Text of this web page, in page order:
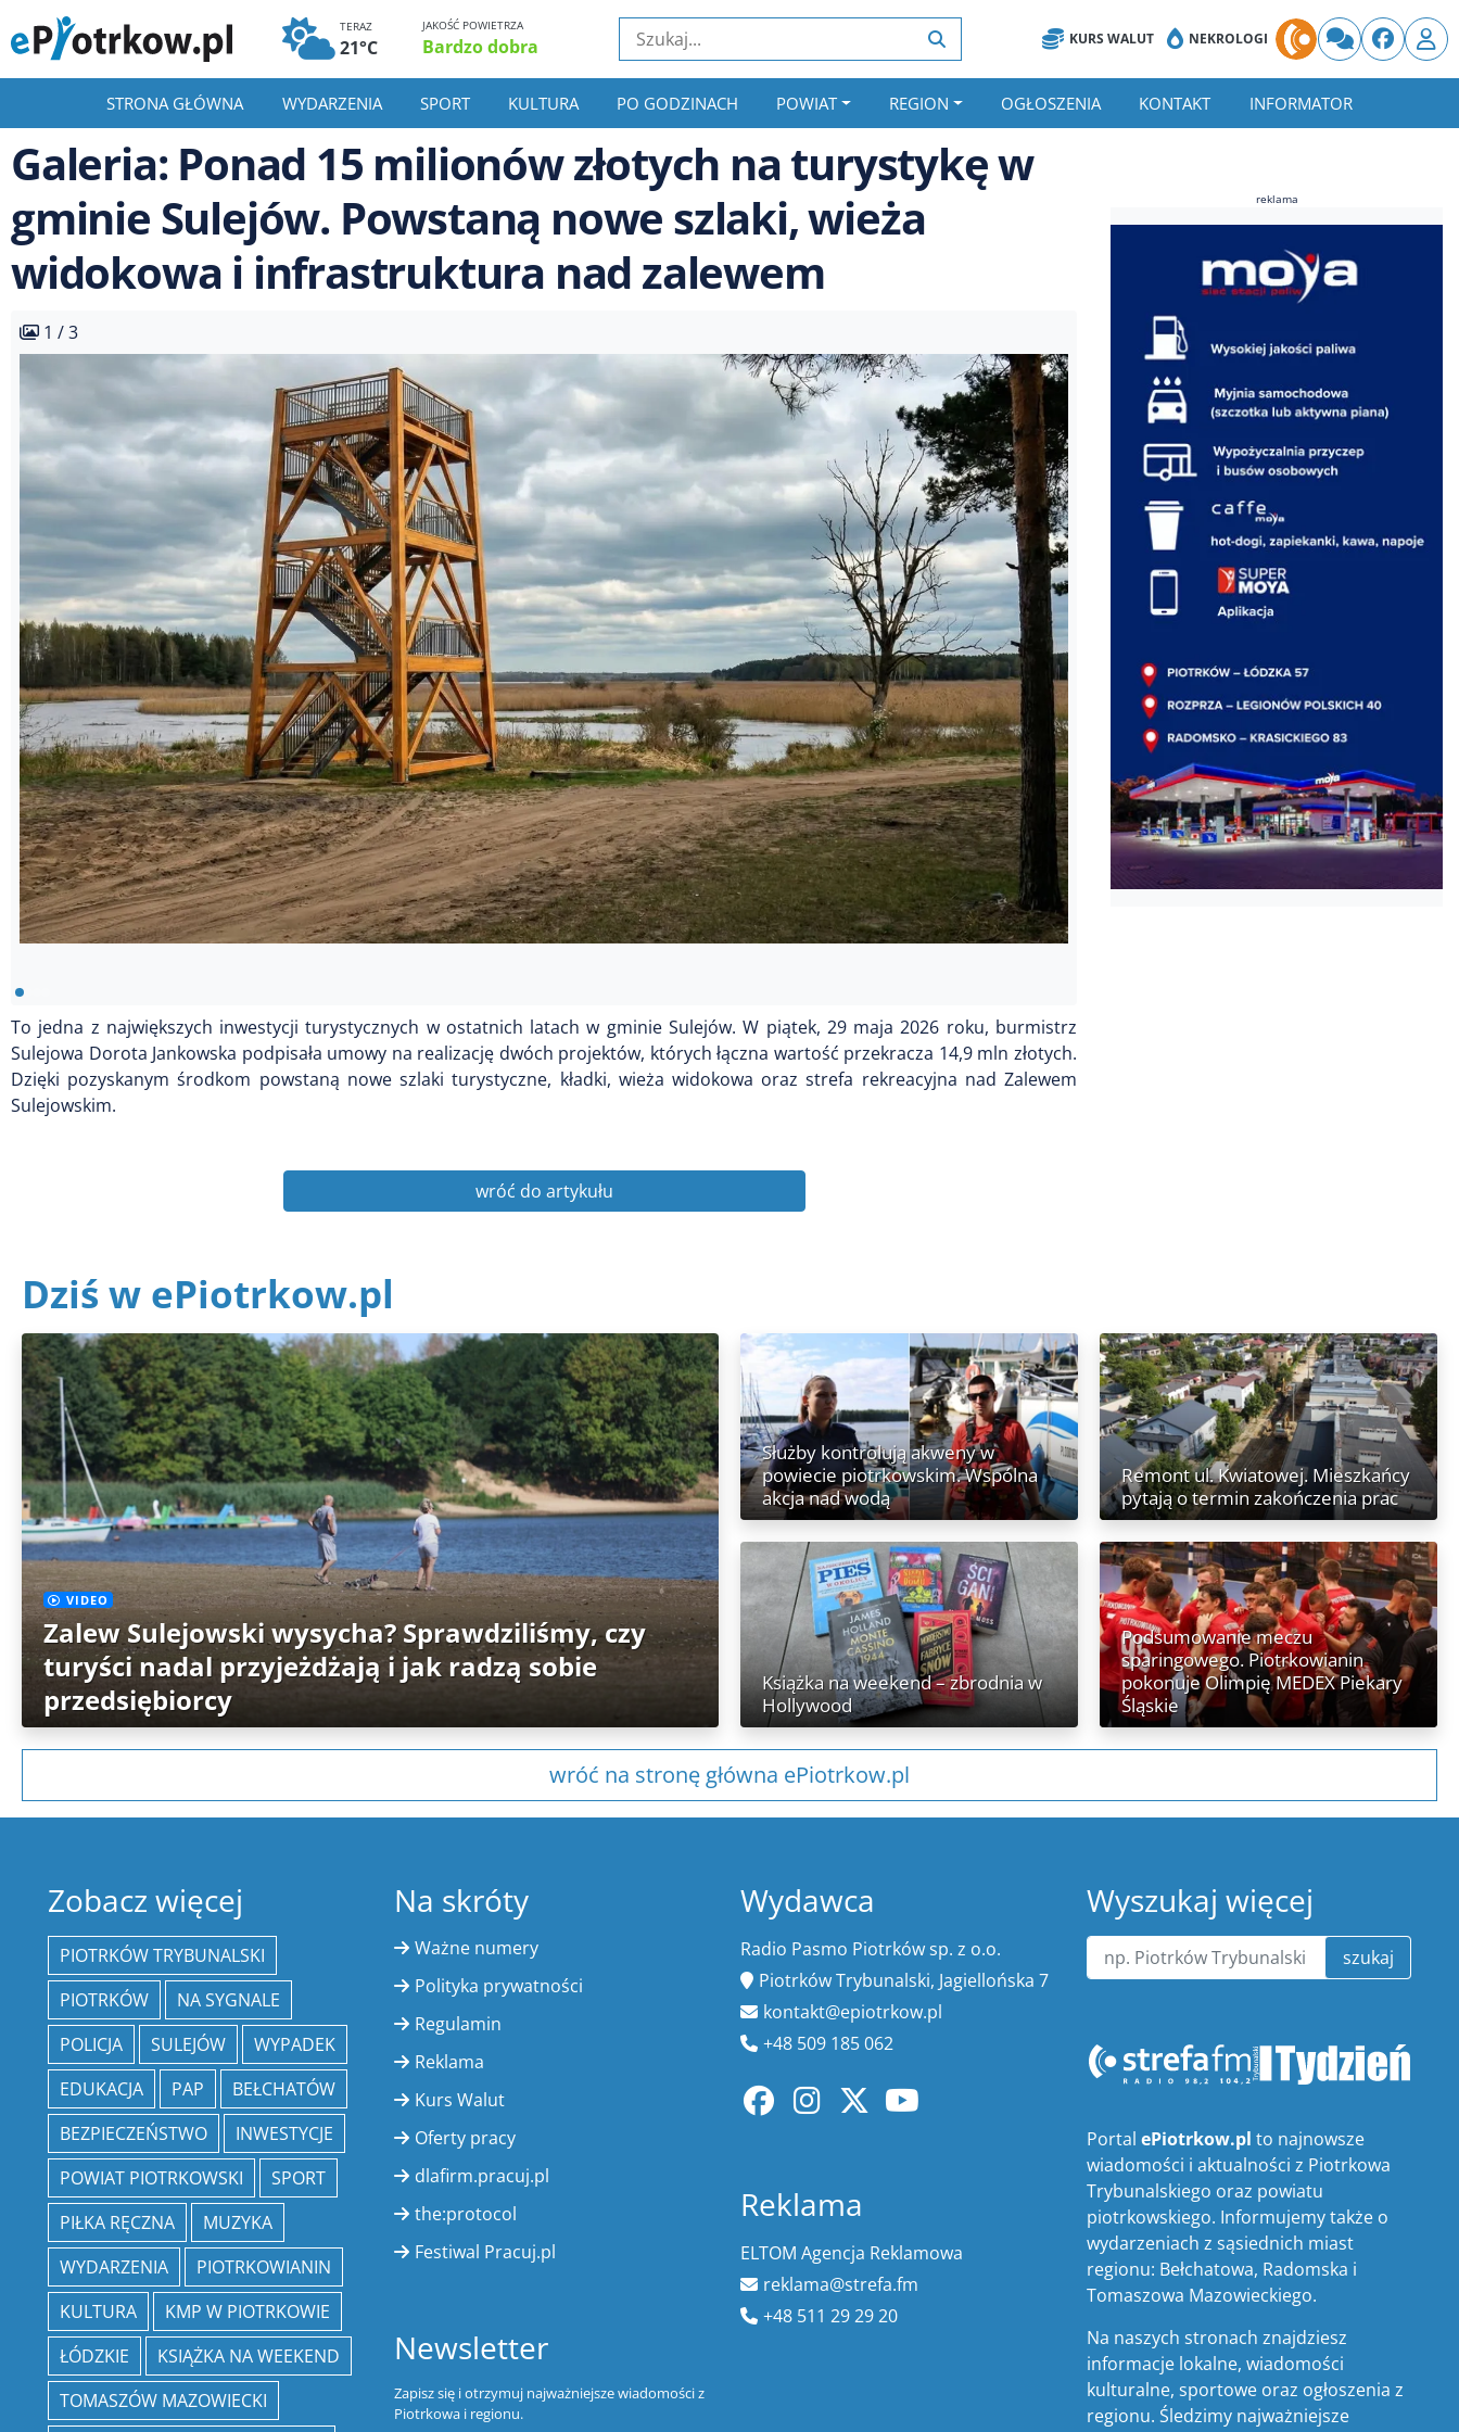
TERAZ
21°C
JAKOŚĆ POWIETRZA
Bardzo dobra KURS WALUT NEKROLOGI
STRONA GŁÓWNA WYDARZENIA SPORT KULTURA PO GODZINACH POWIAT REGION OGŁOSZENIA KONTAKT INFORMATOR
Galeria: Ponad 15 milionów złotych na turystykę w
gminie Sulejów. Powstaną nowe szlaki, wieża
widokowa i infrastruktura nad zalewem
1 / 3
To jedna z największych inwestycji turystycznych w ostatnich latach w gminie Sulejów. W piątek, 29 maja 2026 roku, burmistrz
Sulejowa Dorota Jankowska podpisała umowy na realizację dwóch projektów, których łączna wartość przekracza 14,9 mln złotych.
Dzięki pozyskanym środkom powstaną nowe szlaki turystyczne, kładki, wieża widokowa oraz strefa rekreacyjna nad Zalewem
Sulejowskim.
wróć do artykułu
reklama
Dziś w ePiotrkow.pl
VIDEO
Zalew Sulejowski wysycha? Sprawdziliśmy, czy
turyści nadal przyjeżdżają i jak radzą sobie
przedsiębiorcy
Służby kontrolują akweny w
powiecie piotrkowskim. Wspólna
akcja nad wodą
Remont ul. Kwiatowej. Mieszkańcy
pytają o termin zakończenia prac
Książka na weekend – zbrodnia w
Hollywood
Podsumowanie meczu
sparingowego. Piotrkowianin
pokonuje Olimpię MEDEX Piekary
Śląskie
wróć na stronę główna ePiotrkow.pl
Zobacz więcej
PIOTRKÓW TRYBUNALSKI
PIOTRKÓW
NA SYGNALE
POLICJA
SULEJÓW
WYPADEK
EDUKACJA
PAP
BEŁCHATÓW
BEZPIECZEŃSTWO
INWESTYCJE
POWIAT PIOTRKOWSKI
SPORT
PIŁKA RĘCZNA
MUZYKA
WYDARZENIA
PIOTRKOWIANIN
KULTURA
KMP W PIOTRKOWIE
ŁÓDZKIE
KSIĄŻKA NA WEEKEND
TOMASZÓW MAZOWIECKI
Na skróty
Ważne numery
Polityka prywatności
Regulamin
Reklama
Kurs Walut
Oferty pracy
dlafirm.pracuj.pl
the:protocol
Festiwal Pracuj.pl
Newsletter
Zapisz się i otrzymuj najważniejsze wiadomości z
Piotrkowa i regionu.
Wydawca
Radio Pasmo Piotrków sp. z o.o.
Piotrków Trybunalski, Jagiellońska 7
kontakt@epiotrkow.pl
+48 509 185 062
Reklama
ELTOM Agencja Reklamowa
reklama@strefa.fm
+48 511 29 29 20
Wyszukaj więcej
szukaj
PortalePiotrkow.pl to najnowsze
wiadomości i aktualności z Piotrkowa
Trybunalskiego oraz powiatu
piotrkowskiego. Informujemy także o
wydarzeniach z sąsiednich miast
regionu: Bełchatowa, Radomska i
Tomaszowa Mazowieckiego.
Na naszych stronach znajdziesz
informacje lokalne, wiadomości
kulturalne, sportowe oraz ogłoszenia z
regionu. Śledzimy najważniejsze